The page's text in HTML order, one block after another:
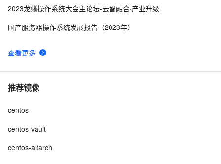
查看更多
2023龙蜥操作系统大会主论坛-云智融合·产业升级
国产服务器操作系统发展报告（2023年）
推荐镜像
centos
centos-vault
centos-altarch